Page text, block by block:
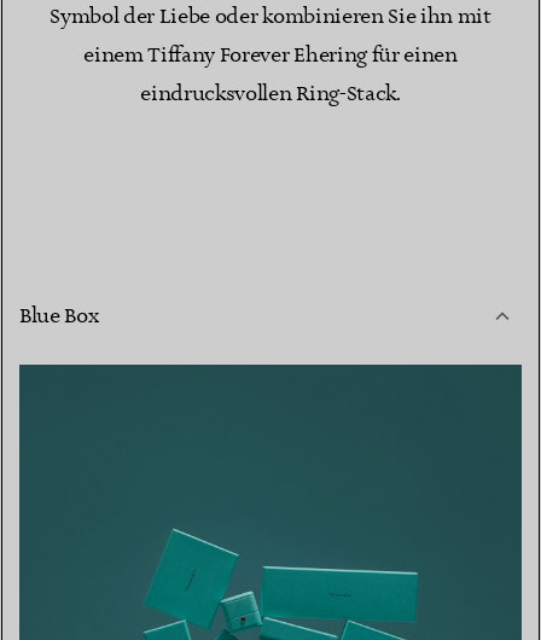
Symbol der Liebe oder kombinieren Sie ihn mit
einem Tiffany Forever Ehering für einen
eindrucksvollen Ring-Stack.
Blue Box